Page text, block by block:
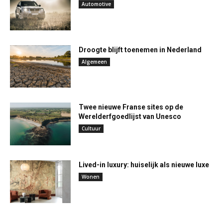
Automotive
Droogte blijft toenemen in Nederland
Algemeen
Twee nieuwe Franse sites op de
Werelderfgoedlijst van Unesco
Cultuur
Lived-in luxury: huiselijk als nieuwe luxe
Wonen